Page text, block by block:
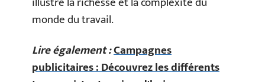
monde du travail.
Lire également :Campagnes
publicitaires : Découvrez les différents